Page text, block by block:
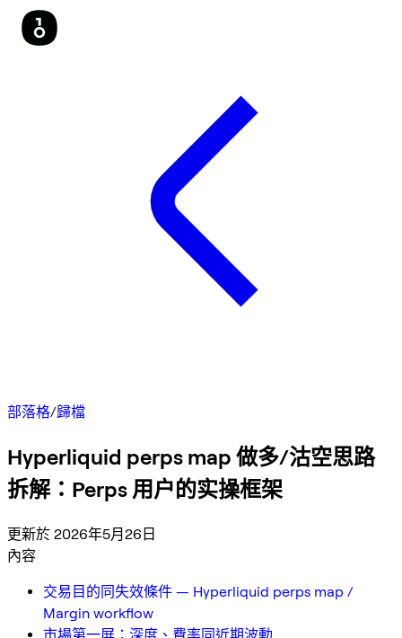
部落格/歸檔
Hyperliquid perps map 做多/沽空思路
拆解：Perps 用户的实操框架
更新於 2026年5月26日
內容
交易目的同失效條件 — Hyperliquid perps map /
Margin workflow